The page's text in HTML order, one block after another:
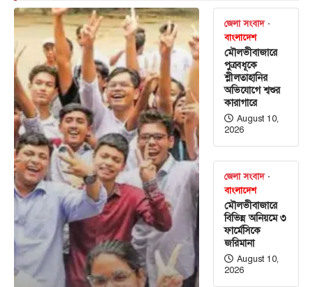
জেলা সংবাদ
বাংলাদেশ
মৌলভীবাজারে
পুত্রবধূকে
শ্লীলতাহানির
অভিযোগে শ্বশুর
কারাগারে
August 10,
2026
জেলা সংবাদ
বাংলাদেশ
মৌলভীবাজারে
বিভিন্ন অনিয়মে ৩
ফার্মেসিকে
জরিমানা
August 10,
2026